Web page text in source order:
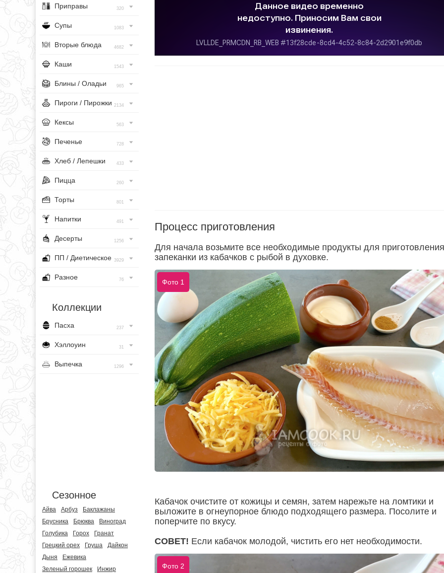
Приправы 320
Супы 1083
Вторые блюда 4682
Каши 1543
Блины / Оладьи 965
Пироги / Пирожки 2134
Кексы 563
Печенье 728
Хлеб / Лепешки 433
Пицца 260
Торты 801
Напитки 491
Десерты 1256
ПП / Диетическое 3929
Разное 76
Коллекции
Пасха 237
Хэллоуин 31
Выпечка 1296
Сезонное
Айва Арбуз
Баклажаны
Брусника
Брюква
Виноград
Голубика
Горох
Гранат
Грецкий орех
Груша
Дайкон
Дыня
Ежевика
Зеленый горошек
Инжир
Процесс приготовления
Для начала возьмите все необходимые продукты для приготовления
запеканки из кабачков с рыбой в духовке.
Фото 1
Кабачок очистите от кожицы и семян, затем нарежьте на ломтики и
выложите в огнеупорное блюдо подходящего размера. Посолите и
поперчите по вкусу.
СОВЕТ! Если кабачок молодой, чистить его нет необходимости.
Фото 2